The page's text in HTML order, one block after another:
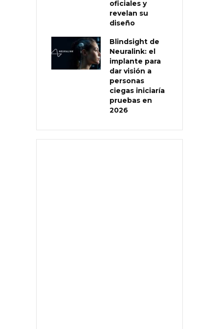
oficiales y
revelan su
diseño
Blindsight de
Neuralink: el
implante para
dar visión a
personas
ciegas iniciaría
pruebas en
2026